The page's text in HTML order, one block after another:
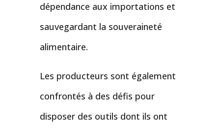
dépendance aux importations et
sauvegardant la souveraineté
alimentaire.
Les producteurs sont également
confrontés à des défis pour
disposer des outils dont ils ont